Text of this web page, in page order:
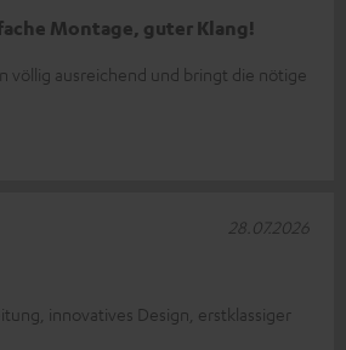
Montage, guter Klang!
völlig ausreichend und bringt die nötige
innovatives Design, erstklassiger
28.07.2026